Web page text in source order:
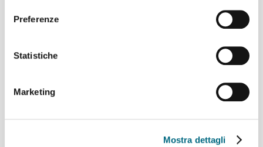
Preferenze
Statistiche
Marketing
Mostra dettagli
Articoli recenti
Linee AMT per l’incontro di calcio Genoa – Deportivo La
Linee 725, 726, 925, 926 e 927 – Variazioni ai percorsi
Linee 704, 705, 750, 798, 861, 864, 865 e 945 –